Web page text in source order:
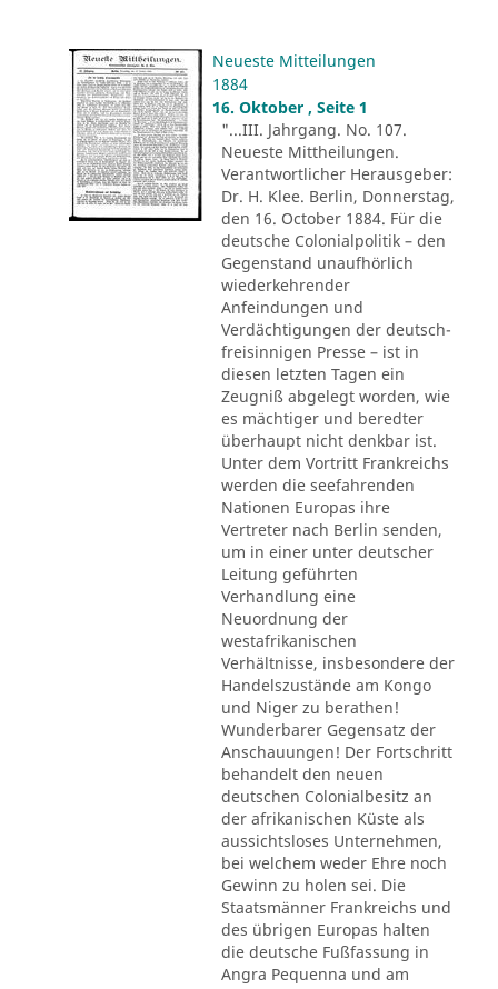
Neueste Mitteilungen
1884
16. Oktober , Seite 1
"...III. Jahrgang. No. 107.
Neueste Mittheilungen.
Verantwortlicher Herausgeber:
Dr. H. Klee. Berlin, Donnerstag,
den 16. October 1884. Für die
deutsche Colonialpolitik – den
Gegenstand unaufhörlich
wiederkehrender
Anfeindungen und
Verdächtigungen der deutsch-
freisinnigen Presse – ist in
diesen letzten Tagen ein
Zeugniß abgelegt worden, wie
es mächtiger und beredter
überhaupt nicht denkbar ist.
Unter dem Vortritt Frankreichs
werden die seefahrenden
Nationen Europas ihre
Vertreter nach Berlin senden,
um in einer unter deutscher
Leitung geführten
Verhandlung eine
Neuordnung der
westafrikanischen
Verhältnisse, insbesondere der
Handelszustände am Kongo
und Niger zu berathen!
Wunderbarer Gegensatz der
Anschauungen! Der Fortschritt
behandelt den neuen
deutschen Colonialbesitz an
der afrikanischen Küste als
aussichtsloses Unternehmen,
bei welchem weder Ehre noch
Gewinn zu holen sei. Die
Staatsmänner Frankreichs und
des übrigen Europas halten
die deutsche Fußfassung in
Angra Pequenna und am